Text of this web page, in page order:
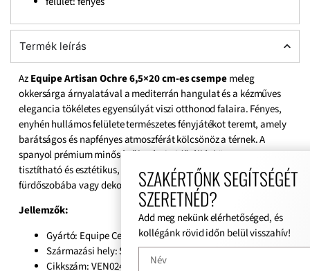
Termék leírás
AzEquipe Artisan Ochre 6,5×20 cm-es csempemeleg
okkersárga árnyalatával a mediterrán hangulat és a kézműves
elegancia tökéletes egyensúlyát viszi otthonod falaira. Fényes,
enyhén hullámos felülete természetes fényjátékot teremt, amely
barátságos és napfényes atmoszférát kölcsönöz a térnek. A
spanyol prémium minőségű kerámia időtálló, könnyen
tisztítható és esztétikus, így kiváló választás konyhai hátfalhoz,
fürdőszobába vagy dekorfalként is.
Jellemzők:
Gyártó: Equipe Cerámicas
Származási hely: Spanyol
Cikkszám: VEN024465
SZAKÉRTŐNK SEGÍTSÉGÉT
SZERETNÉD?
Add meg nekünk elérhetőséged, és
kollégánk rövid időn belül visszahív!